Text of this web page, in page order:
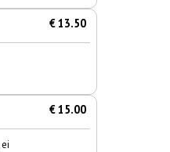
€ 13.50
€ 15.00